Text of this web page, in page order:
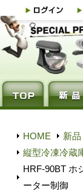
HOME 新品
縦型冷凍冷蔵
HRF-90BT ホ
ーター制御